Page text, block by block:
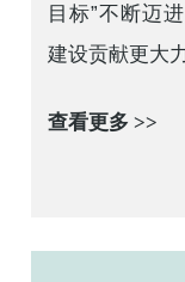
目标”不断迈
建设贡献更大
查看更多 >>